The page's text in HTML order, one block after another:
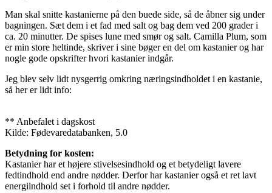
Man skal snitte kastanierne på den buede side, så de åbner sig under
bagningen. Sæt dem i et fad med salt og bag dem ved 200 grader i
ca. 20 minutter. De spises lune med smør og salt. Camilla Plum, som
er min store heltinde, skriver i sine bøger en del om kastanier og har
nogle gode opskrifter hvori kastanier indgår.
Jeg blev selv lidt nysgerrig omkring næringsindholdet i en kastanie,
så her er lidt info:
** Anbefalet i dagskost
Kilde: Fødevaredatabanken, 5.0
Betydning for kosten:
Kastanier har et højere stivelsesindhold og et betydeligt lavere
fedtindhold end andre nødder. Derfor har kastanier også et ret lavt
energiindhold set i forhold til andre nødder.